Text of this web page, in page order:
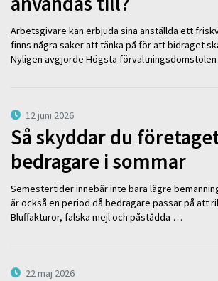
Arbetsgivare kan erbjuda sina anställda ett
finns några saker att tänka på för att bidraget
Nyligen avgjorde Högsta
12 juni 2026
Så skyddar du
bedragare i sommar
Semestertider innebär inte bara lägre
är också en period då bedragare passar på att
Bluffakturor, falska mejl och påstådda …
22 maj 2026